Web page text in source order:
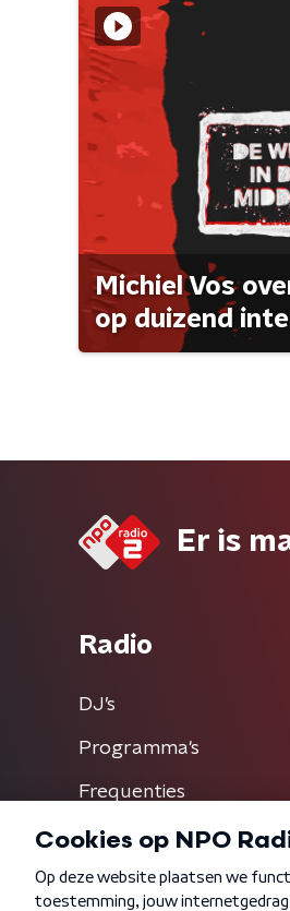
Michiel Vos
op duizend
Er is
Radio
DJ’s
Programma's
Frequenties